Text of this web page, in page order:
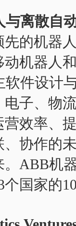
与离散自
先的机器
动机器人
软件设计
电子、物
营效率、
、协作的
。ABB机
国家的